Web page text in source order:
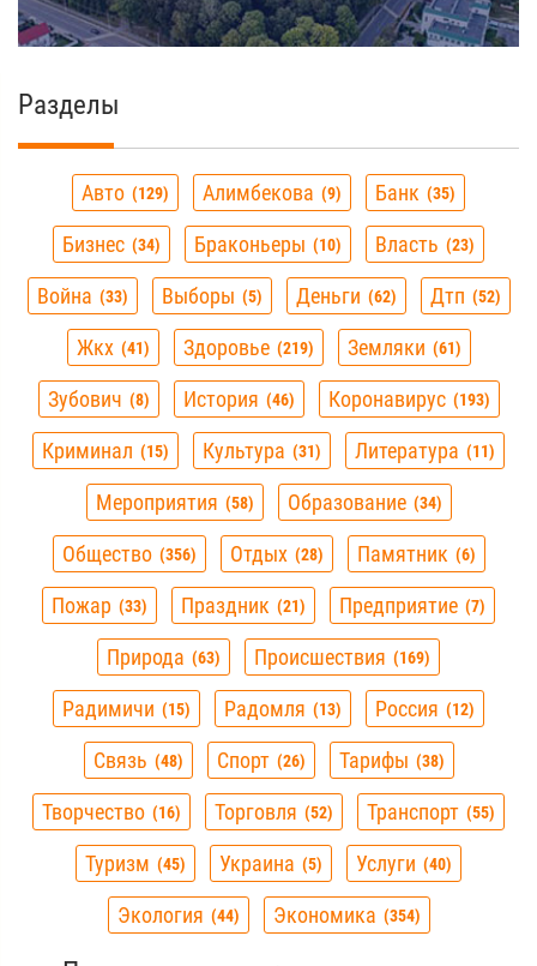
Разделы
Авто 129 Алимбекова 9 Банк 35
Бизнес 34 Браконьеры 10 Власть 23
Война 33 Выборы 5 Деньги 62 Дтп 52
Жкх 41 Здоровье 219 Земляки 61
Зубович 8 История 46 Коронавирус 193
Криминал 15 Культура 31 Литература 11
Мероприятия 58 Образование 34
Общество 356 Отдых 28 Памятник 6
Пожар 33 Праздник 21 Предприятие 7
Природа 63 Происшествия 169
Радимичи 15 Радомля 13 Россия 12
Связь 48 Спорт 26 Тарифы 38
Творчество 16 Торговля 52 Транспорт 55
Туризм 45 Украина 5 Услуги 40
Экология 44 Экономика 354